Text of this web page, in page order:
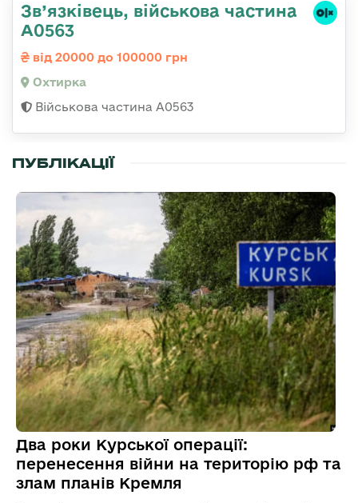
Зв’язківець, військова частина
А0563
від 20000 до 100000 грн
Охтирка
Військова частина А0563
ПУБЛІКАЦІЇ
Два роки Курської операції:
перенесення війни на територію рф та
злам планів Кремля